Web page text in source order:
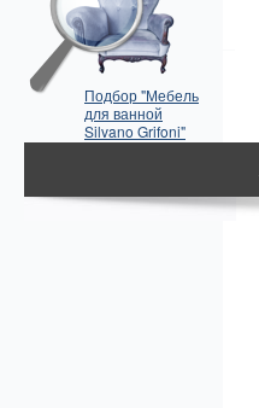
Подбор "Мебель
для ванной
Silvano Grifoni"
по параметрам